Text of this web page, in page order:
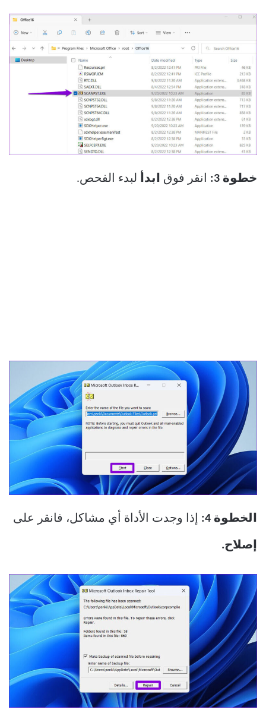
خطوة 3: انقر فوق ابدأ لبدء الفحص.
الخطوة 4: إذا وجدت الأداة أي مشاكل، فانقر على
إصلاح.